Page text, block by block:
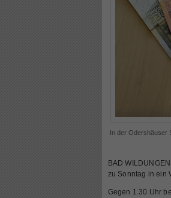
In der Odershäuser
BAD
zu Sonntag in ein
Gegen 1.30 Uhr